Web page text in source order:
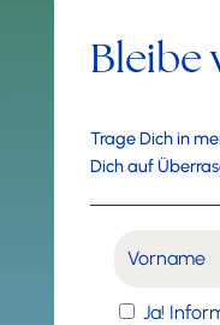
Bleibe
Trage Dich in
Dich auf
Ja!